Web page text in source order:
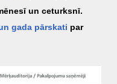
un ceturksnī.
gada pārskati par